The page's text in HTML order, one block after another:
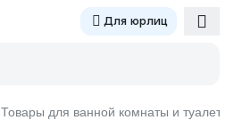
Для юрлиц
Товары для ванной комнаты и туалета